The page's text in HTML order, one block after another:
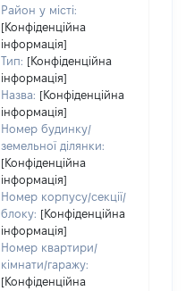
Район у місті:
[Конфіденційна
інформація]
Тип: [Конфіденційна
інформація]
Назва: [Конфіденційна
інформація]
Номер будинку/
земельної ділянки:
[Конфіденційна
інформація]
Номер корпусу/секції/
блоку: [Конфіденційна
інформація]
Номер квартири/
кімнати/гаражу:
[Конфіденційна